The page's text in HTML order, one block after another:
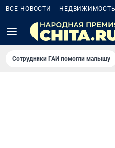
ВСЕ НОВОСТИ НЕДВИЖИМОСТЬ
Сотрудники ГАИ помогли малышу